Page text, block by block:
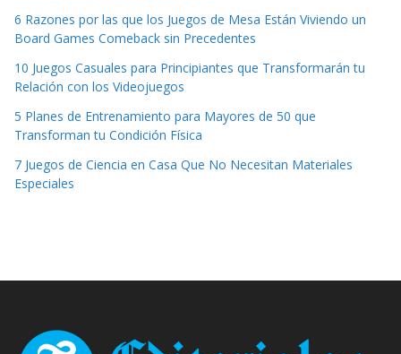
6 Razones por las que los Juegos de Mesa Están Viviendo un
Board Games Comeback sin Precedentes
10 Juegos Casuales para Principiantes que Transformarán tu
Relación con los Videojuegos
5 Planes de Entrenamiento para Mayores de 50 que
Transforman tu Condición Física
7 Juegos de Ciencia en Casa Que No Necesitan Materiales
Especiales